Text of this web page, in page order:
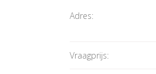
Algemeen
Adres:
Vraagprijs: